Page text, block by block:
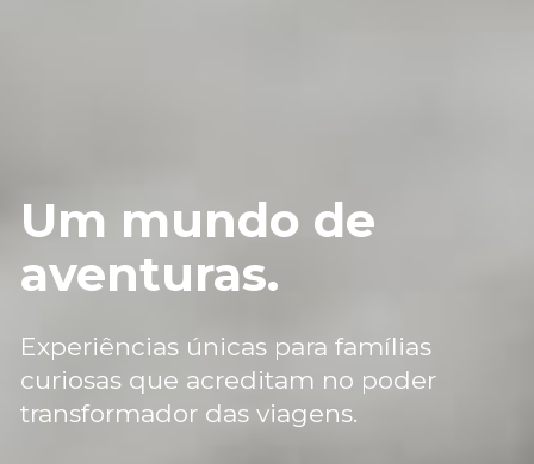
Um mundo de
aventuras.
Experiências únicas para famílias
curiosas que acreditam no poder
transformador das viagens.